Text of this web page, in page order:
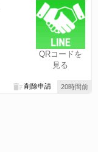
QRコードを
見る
20時間前
削除申請